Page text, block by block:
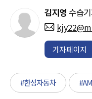
김지영 수습
기자페이지
#한성자동차